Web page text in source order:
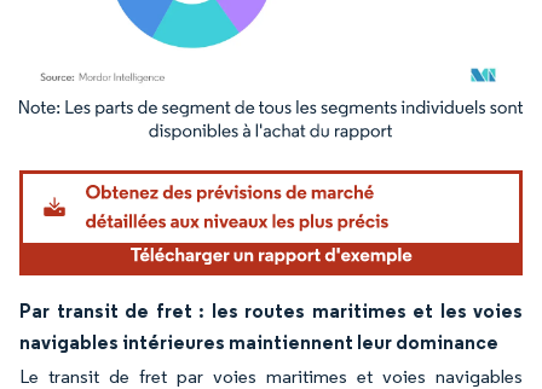
Image © Mordor Intelligence. La réutilisation nécessite une attribution sous CC BY
Par transit de fret : les routes maritimes et les voies
navigables intérieures maintiennent leur dominance
Le transit de fret par voies maritimes et voies navigables